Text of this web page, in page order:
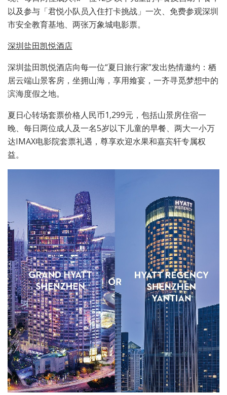
以及参与「君悦小队员入住打卡挑战」一次、免费参观深圳
市安全教育基地、两张万象城电影票。
深圳盐田凯悦酒店
深圳盐田凯悦酒店向每一位“夏日旅行家”发出热情邀约：栖
居云端山景客房，坐拥山海，享用飨宴，一齐寻觅梦想中的
滨海度假之地。
夏日心转场套票价格人民币1,299元，包括山景房住宿一
晚、每日两位成人及一名5岁以下儿童的早餐、两大一小万
达IMAX电影院套票礼遇，尊享欢迎水果和嘉宾轩专属权
益。